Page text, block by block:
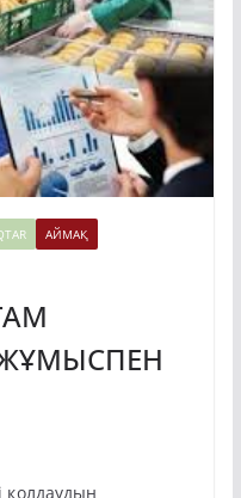
АЙМАҚ
қолдаудың